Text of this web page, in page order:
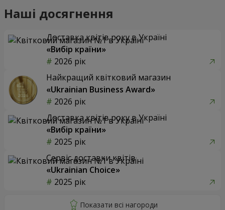
Наші досягнення
Доставка квітів року в Україні
«Вибір країни»
2026 рік
Найкращий квітковий магазин
«Ukrainian Business Award»
2026 рік
Доставка квітів року в Україні
«Вибір країни»
2025 рік
Сервіс доставки квітів
«Ukrainian Choice»
2025 рік